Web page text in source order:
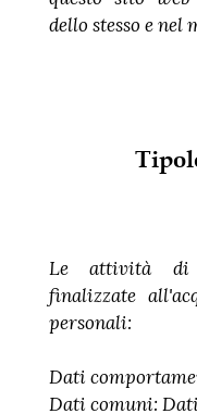
dello stesso e
Le attività di
finalizzate
personali:
Dati
Dati comuni: